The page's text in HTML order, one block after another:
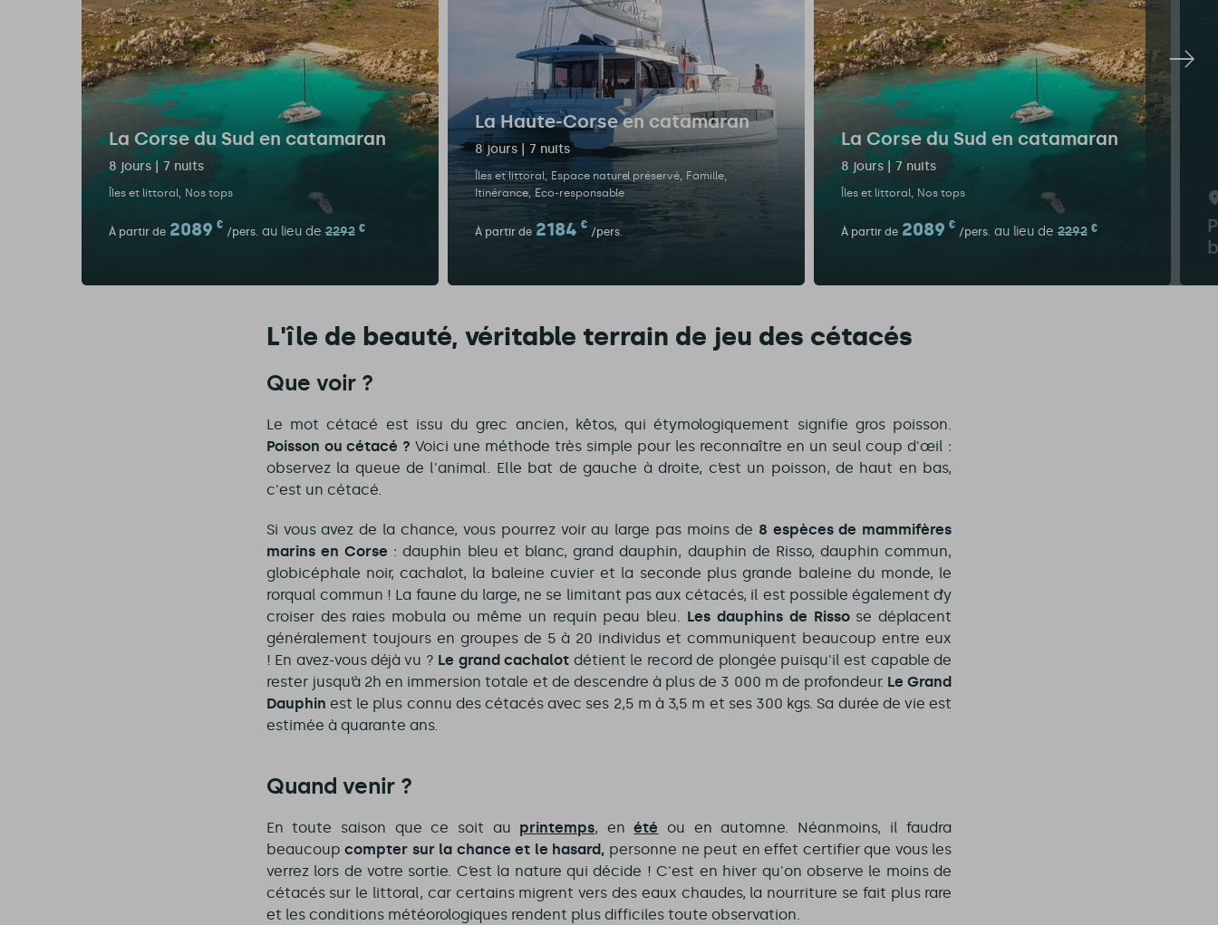
La Corse du Sud en catamaran
8 jours | 7 nuits
Îles et littoral Nos tops
À partir de 2089 €
/pers. au lieu de 2292 €
La Haute-Corse en catamaran
8 jours | 7 nuits
Îles et littoral Espace naturel préservé
Famille
Itinérance
Eco-responsable
À partir de 2184 €
/pers.
La Corse du Sud en catamaran
8 jours | 7 nuits
Îles et littoral Nos tops
À partir de 2089 €
/pers. au lieu de 2292 €
L'île de beauté, véritable terrain de jeu des cétacés
Que voir ?
Le mot cétacé est issu du grec ancien, kêtos, qui étymologiquement signifie gros poisson.
Poisson ou cétacé ? Voici une méthode très simple pour les reconnaître en un seul coup d'œil :
observez la queue de l'animal. Elle bat de gauche à droite, c’est un poisson, de haut en bas,
c'est un cétacé.
Si vous avez de la chance, vous pourrez voir au large pas moins de 8 espèces de mammifères
marins en Corse : dauphin bleu et blanc, grand dauphin, dauphin de Risso, dauphin commun,
globicéphale noir, cachalot, la baleine cuvier et la seconde plus grande baleine du monde, le
rorqual commun ! La faune du large, ne se limitant pas aux cétacés, il est possible également d’y
croiser des raies mobula ou même un requin peau bleu. Les dauphins de Rissose déplacent
généralement toujours en groupes de 5 à 20 individus et communiquent beaucoup entre eux
! En avez-vous déjà vu ? Le grand cachalot détient le record de plongée puisqu'il est capable de
rester jusqu’à 2h en immersion totale et de descendre à plus de 3 000 m de profondeur. Le Grand
Dauphin est le plus connu des cétacés avec ses 2,5 m à 3,5 m et ses 300 kgs. Sa durée de vie est
estimée à quarante ans.
Quand venir ?
En toute saison que ce soit au printemps, enété ou en automne. Néanmoins, il faudra
beaucoupcompter sur la chance et le hasard, personne ne peut en effet certifier que vous les
verrez lors de votre sortie. C’est la nature qui décide ! C'est en hiver qu'on observe le moins de
cétacés sur le littoral, car certains migrent vers des eaux chaudes, la nourriture se fait plus rare
et les conditions météorologiques rendent plus difficiles toute observation.